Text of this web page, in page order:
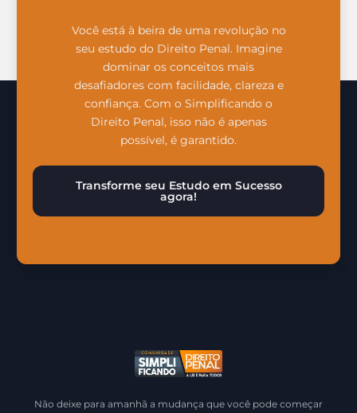
Você está à beira de uma revolução no
seu estudo do Direito Penal. Imagine
dominar os conceitos mais
desafiadores com facilidade, clareza e
confiança. Com o Simplificando o
Direito Penal, isso não é apenas
possível, é garantido.
Transforme seu Estudo em Sucesso
agora!
Não deixe para amanhã a mudança que você pode começar